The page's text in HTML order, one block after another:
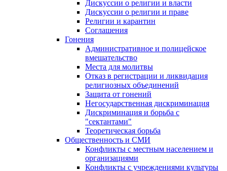
Дискуссии о религии и власти
Дискуссии о религии и праве
Религии и карантин
Соглашения
Гонения
Административное и полицейское
вмешательство
Места для молитвы
Отказ в регистрации и ликвидация
религиозных объединений
Защита от гонений
Негосударственная дискриминация
Дискриминация и борьба с
"сектантами"
Теоретическая борьба
Общественность и СМИ
Конфликты с местным населением и
организациями
Конфликты с учреждениями культуры